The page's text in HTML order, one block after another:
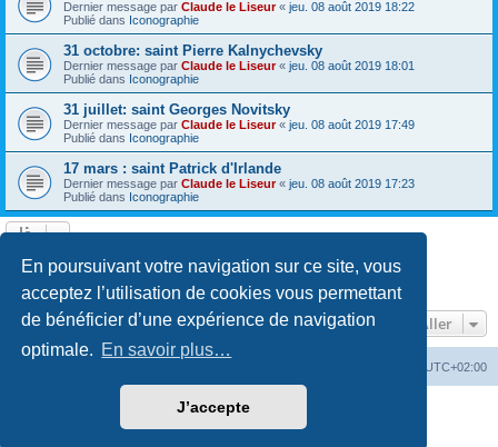
En poursuivant votre navigation sur ce site, vous
acceptez l’utilisation de cookies vous permettant
de bénéficier d’une expérience de navigation
optimale. En savoir plus…
J’accepte
Dernier message par Claude le Liseur« jeu. 08 août 2019 18:22
Publié dans Iconographie
31 octobre: saint Pierre Kalnychevsky
Dernier message par Claude le Liseur« jeu. 08 août 2019 18:01
Publié dans Iconographie
31 juillet: saint Georges Novitsky
Dernier message par Claude le Liseur« jeu. 08 août 2019 17:49
Publié dans Iconographie
17 mars : saint Patrick d'Irlande
Dernier message par Claude le Liseur« jeu. 08 août 2019 17:23
Publié dans Iconographie
Page1sur20
3
Aller
UTC+02:00
phpBB® Forum Software © phpBB Limited
©